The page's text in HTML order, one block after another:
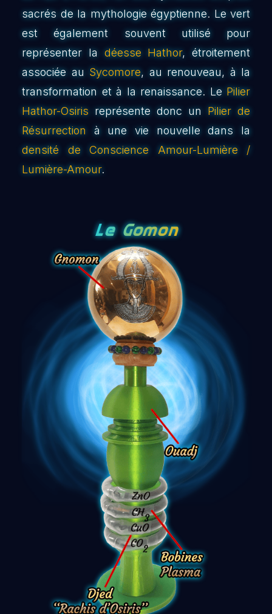
sacrés de la mythologie égyptienne. Le vert
est également souvent utilisé pour
représenter la déesse Hathor, étroitement
associée au Sycomore, au renouveau, à la
transformation et à la renaissance. Le Pilier
Hathor-Osiris représente donc un Pilier de
Résurrection à une vie nouvelle dans la
densité de Conscience Amour-Lumière /
Lumière-Amour.
Le Gomon